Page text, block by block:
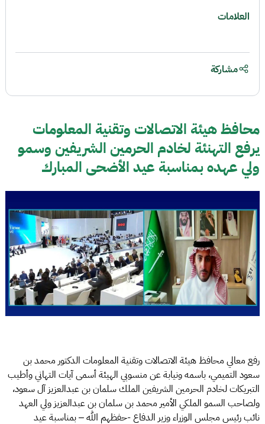
محافظ هيئة الاتصالات وتقنية المعلومات
يرفع التهنئة لخادم الحرمين الشريفين وسمو
ولي عهده بمناسبة عيد الأضحى المبارك
رفع معالي محافظ هيئة الاتصالات وتقنية المعلومات الدكتور محمد بن
سعود التميمي، باسمه ونيابة عن منسوبي الهيئة أسمى آيات التهاني وأطيب
التبريكات لخادم الحرمين الشريفين الملك سلمان بن عبدالعزيز آل سعود،
ولصاحب السمو الملكي الأمير محمد بن سلمان بن عبدالعزيز ولي العهد
نائب رئيس مجلس الوزراء وزير الدفاع -حفظهم الله – بمناسبة عيد
العلامات
مشاركة